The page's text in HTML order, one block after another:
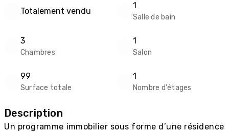
Totalement vendu
1
Salle de bain
3
Chambres
1
Salon
99
Surface totale
1
Nombre d'étages
Description
Un programme immobilier sous forme d’une résidence